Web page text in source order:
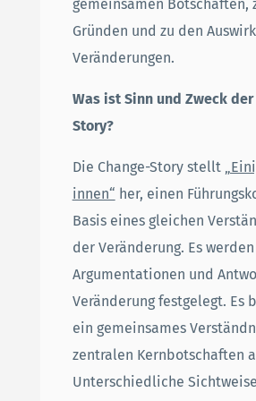
gemeinsamen Botschaften,
Gründen und zu den
Veränderungen.
Was ist Sinn und Zweck der
Story?
Die Change-Story stellt
innen“ her, einen
Basis eines gleichen
der Veränderung. Es
Argumentationen und
Veränderung festgelegt. Es
ein gemeinsames
zentralen Kernbotschaften
Unterschiedliche